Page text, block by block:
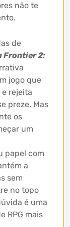
não te
de
Frontier 2:
jogo que
rejeita
preze. Mas
os
um
papel com
a
sem
no topo
é uma
RPG mais